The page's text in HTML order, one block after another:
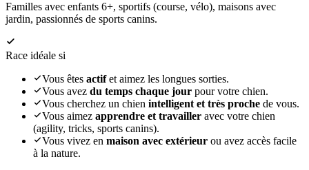
Familles avec enfants 6+, sportifs (course, vélo), maisons avec
jardin, passionnés de sports canins.
Race idéale si
Vous êtes actifet aimez les longues sorties.
Vous avez du temps chaque jour pour votre chien.
Vous cherchez un chien intelligent et très proche de vous.
Vous aimez apprendre et travailler avec votre chien
(agility, tricks, sports canins).
Vous vivez en maison avec extérieur ou avez accès facile
à la nature.